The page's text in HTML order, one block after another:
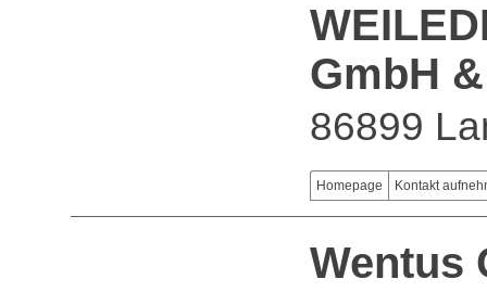
GmbH
86899
Homepage Kontakt
Wentus